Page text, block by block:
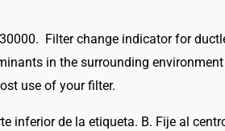
Sticker
–
BTIS
Filter change indicator for
in the surrounding
use of your filter.
inferior de la etiqueta. B. Fije al